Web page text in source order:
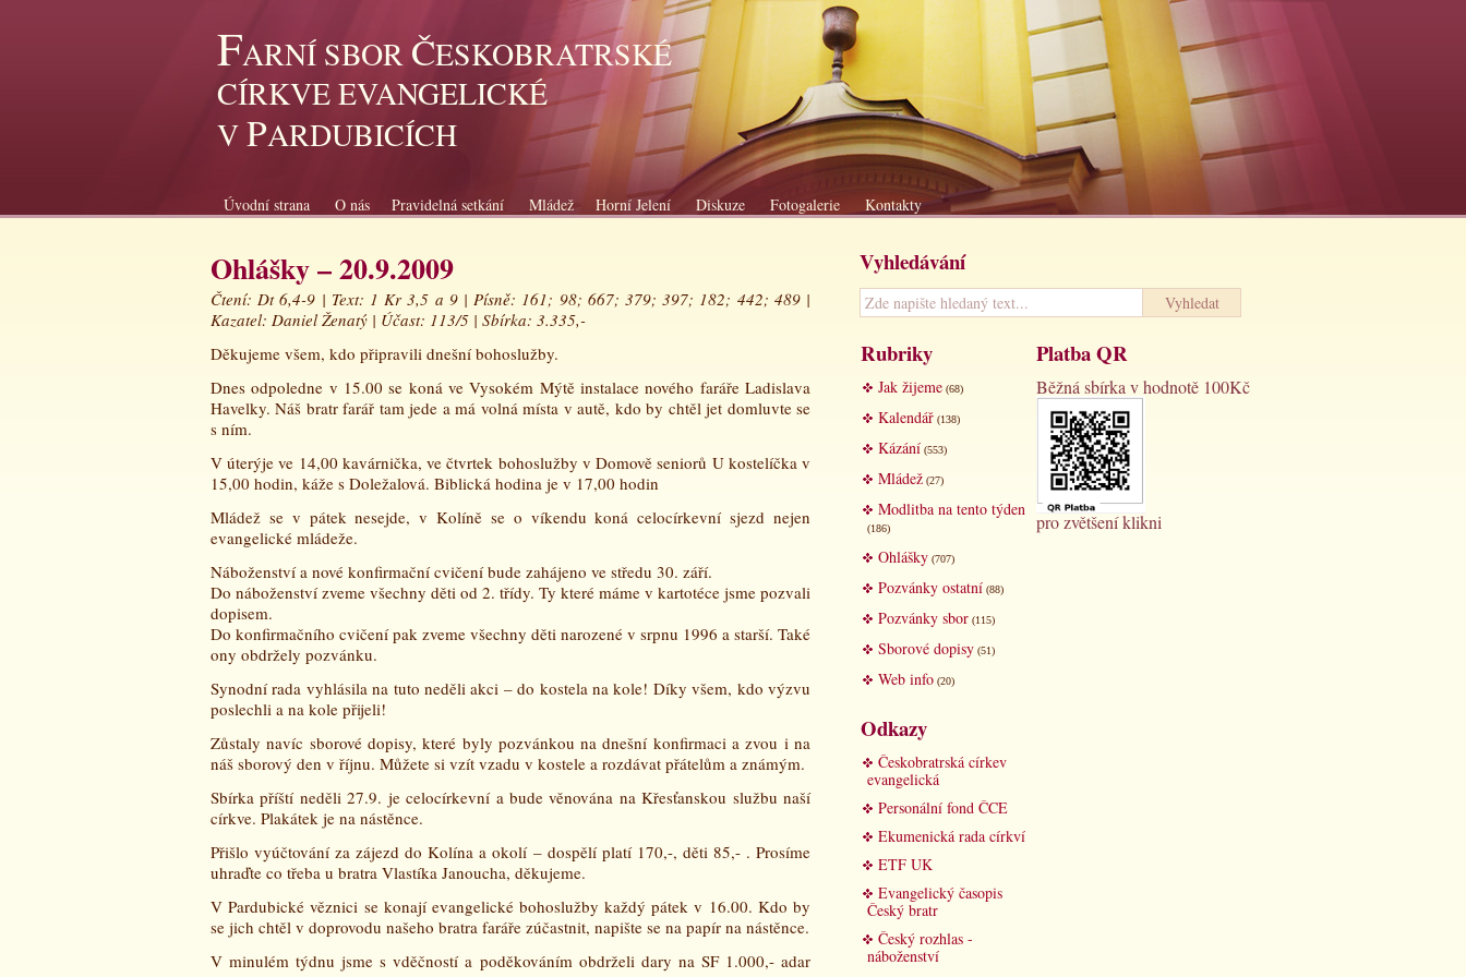
FARNÍ SBOR ČESKOBRATRSKÉ
CÍRKVE EVANGELICKÉ
VPARDUBICÍCH
Úvodní strana O nás Pravidelná setkání Mládež Horní Jelení Diskuze Fotogalerie Kontakty
Ohlášky – 20.9.2009
Čtení: Dt 6,4-9 | Text: 1 Kr 3,5 a 9 | Písně: 161; 98; 667; 379; 397; 182; 442; 489 |
Kazatel: Daniel Ženatý | Účast: 113/5 | Sbírka: 3.335,-
Děkujeme všem, kdo připravili dnešní bohoslužby.
Dnes odpoledne v 15.00 se koná ve Vysokém Mýtě instalace nového faráře Ladislava
Havelky. Náš bratr farář tam jede a má volná místa v autě, kdo by chtěl jet domluvte se
s ním.
V úterýje ve 14,00 kavárnička, ve čtvrtek bohoslužby v Domově seniorů U kostelíčka v
15,00 hodin, káže s Doležalová. Biblická hodina je v 17,00 hodin
Mládež se v pátek nesejde, v Kolíně se o víkendu koná celocírkevní sjezd nejen
evangelické mládeže.
Náboženství a nové konfirmační cvičení bude zahájeno ve středu 30. září.
Do náboženství zveme všechny děti od 2. třídy. Ty které máme v kartotéce jsme pozvali
dopisem.
Do konfirmačního cvičení pak zveme všechny děti narozené v srpnu 1996 a starší. Také
ony obdržely pozvánku.
Synodní rada vyhlásila na tuto neděli akci – do kostela na kole! Díky všem, kdo výzvu
poslechli a na kole přijeli!
Zůstaly navíc sborové dopisy, které byly pozvánkou na dnešní konfirmaci a zvou i na
náš sborový den v říjnu. Můžete si vzít vzadu v kostele a rozdávat přátelům a známým.
Sbírka příští neděli 27.9. je celocírkevní a bude věnována na Křesťanskou službu naší
církve. Plakátek je na nástěnce.
Přišlo vyúčtování za zájezd do Kolína a okolí – dospělí platí 170,-, děti 85,- . Prosíme
uhraďte co třeba u bratra Vlastíka Janoucha, děkujeme.
V Pardubické věznici se konají evangelické bohoslužby každý pátek v 16.00. Kdo by
se jich chtěl v doprovodu našeho bratra faráře zúčastnit, napište se na papír na nástěnce.
V minulém týdnu jsme s vděčností a poděkováním obdrželi dary na SF 1.000,- adar
Vyhledávání
Rubriky
Jak žijeme (68)
Kalendář (138)
Kázání (553)
Mládež (27)
Modlitba na tento týden
(186)
Ohlášky (707)
Pozvánky ostatní (88)
Pozvánky sbor (115)
Sborové dopisy (51)
Web info (20)
Odkazy
Českobratrská církev
evangelická
Personální fond ČCE
Ekumenická rada církví
ETF UK
Evangelický časopis
Český bratr
Český rozhlas -
náboženství
Platba QR
Běžná sbírka v hodnotě 100Kč
pro zvětšení klikni